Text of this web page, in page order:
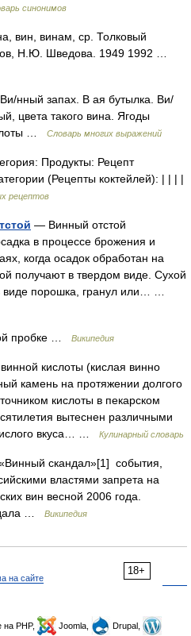
синонимов
вин, винам, ср. Толковый
Н.Ю. Шведова. 1949 1992 …
нный запах. В ая бутылка. Ви/
цвета такого вина. Ягоды
…
Словарь многих выражений
Продукты: Рецепт
(Рецепты коктейлей): | | | |
рецептов
— Винный отстой
в процессе брожения и
когда осадок обработан на
получают в твердом виде. Сухой
виде порошка, гранул или… …
пробке … Википедия
кислоты (кислая винно
камень на протяжении долгого
кислоты в пекарском
вытеснен различными
вкуса… …
Кулинарный словарь
скандал»[1] события,
властями запрета на
вин весной 2006 года.
…
Википедия
18+
на сайте
на PHP, Joomla,
Drupal,